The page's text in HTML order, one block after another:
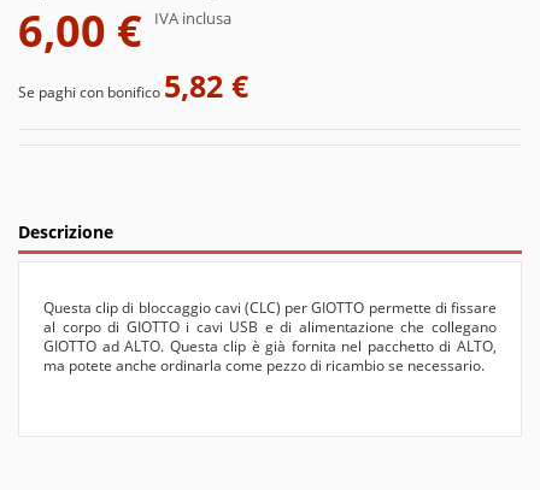
6,00 € IVA inclusa
Se paghi con bonifico 5,82 €
Descrizione
Questa clip di bloccaggio cavi (CLC) per GIOTTO permette di fissare
al corpo di GIOTTO i cavi USB e di alimentazione che collegano
GIOTTO ad ALTO. Questa clip è già fornita nel pacchetto di ALTO,
ma potete anche ordinarla come pezzo di ricambio se necessario.